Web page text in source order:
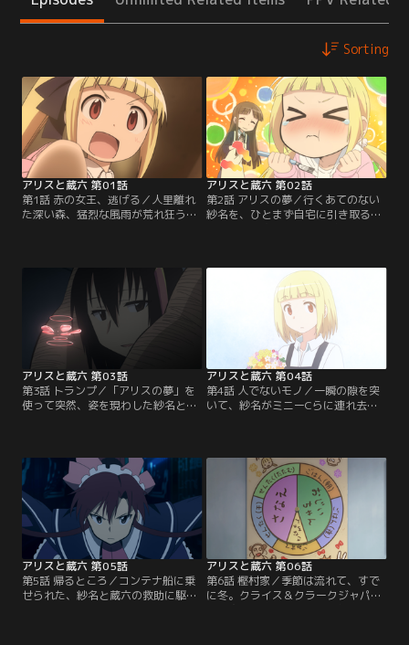
Sorting
アリスと蔵六 第01話
第1話 赤の女王、逃げる／人里離れ
た深い森、猛烈な風雨が荒れ狂うな
惑が激しく交錯するなか、「紗名」
という名のその少女は、生まれて初
めて外の世界へと飛び出す。……そ
うして紗名がたどり着いたのは、大
勢の人々が行き交う東京の繁華街・
新宿歌舞伎町…。
アリスと蔵六 第02話
第2話 アリスの夢／行くあてのない
紗名を、ひとまず自宅に引き取るこ
取る。一方その頃、目を覚ました紗
名の前に現れたのは、蔵六の孫娘で
ある早苗。彼女は仕事に出かけた蔵
六に代わって、紗名の面倒を頼まれ
ていた。初めのうちは早苗に警戒心
を抱いていた紗名だった…。
アリスと蔵六 第03話
第3話 トランプ／「アリスの夢」を
使って突然、姿を現わした紗名と早
紗名を、蔵六は厳しく叱る。そこで
仲裁に入ったのは、蔵六の昔からの
顔なじみ・内藤。彼は、蔵六に対し
てある提案をする。一方、紗名の行
方を追い、鬼頭たちは着実に包囲網
を狭めていき……。
アリスと蔵六 第04話
第4話 人でないモノ／一瞬の隙を突
いて、紗名がミニーCらに連れ去ら
詰める。一方その頃、ミニーCが操
る巨大な「腕」によって、身動きが
取れない状態に陥った紗名。彼女に
対してミニーCはこう問うのだっ
た。「あなたは自分を人間だと思っ
ているんですか？」と……。
アリスと蔵六 第05話
第5話 帰るところ／コンテナ船に乗
せられた、紗名と蔵六の救助に駆け
アリスと蔵六 第06話
第6話 樫村家／季節は流れて、すで
に冬。クライス＆クラークジャパン